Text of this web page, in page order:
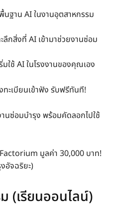
นฐาน AI ในงานอุตสาหกรรม
ลึกสิ่งที่ AI เข้ามาช่วยงานซ่อม
ใช้ AI ในโรงงานของคุณเอง
ะเบียนเข้าฟัง รับฟรีทันที!
นซ่อมบำรุง พร้อมคัดลอกไปใช้
มูลค่า 30,000 บาท!
อัจฉริยะ)
(เรียนออนไลน์)